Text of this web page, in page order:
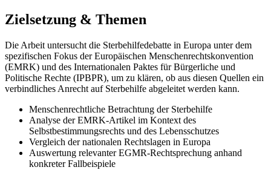
Zielsetzung & Themen
Die Arbeit untersucht die Sterbehilfedebatte in Europa unter dem
spezifischen Fokus der Europäischen Menschenrechtskonvention
(EMRK) und des Internationalen Paktes für Bürgerliche und
Politische Rechte (IPBPR), um zu klären, ob aus diesen Quellen ein
verbindliches Anrecht auf Sterbehilfe abgeleitet werden kann.
Menschenrechtliche Betrachtung der Sterbehilfe
Analyse der EMRK-Artikel im Kontext des
Selbstbestimmungsrechts und des Lebensschutzes
Vergleich der nationalen Rechtslagen in Europa
Auswertung relevanter EGMR-Rechtsprechung anhand
konkreter Fallbeispiele